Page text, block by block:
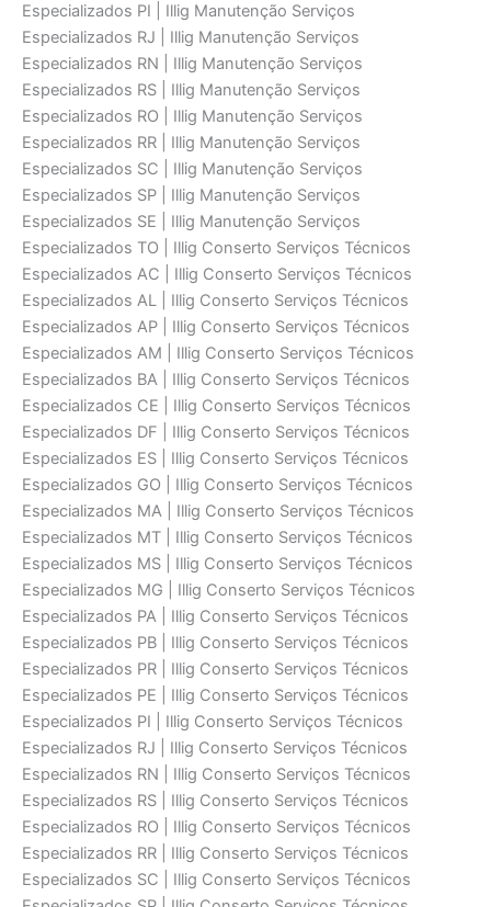
Especializados PI | Illig Manutenção Serviços
Especializados RJ | Illig Manutenção Serviços
Especializados RN | Illig Manutenção Serviços
Especializados RS | Illig Manutenção Serviços
Especializados RO | Illig Manutenção Serviços
Especializados RR | Illig Manutenção Serviços
Especializados SC | Illig Manutenção Serviços
Especializados SP | Illig Manutenção Serviços
Especializados SE | Illig Manutenção Serviços
Especializados TO | Illig Conserto Serviços Técnicos
Especializados AC | Illig Conserto Serviços Técnicos
Especializados AL | Illig Conserto Serviços Técnicos
Especializados AP | Illig Conserto Serviços Técnicos
Especializados AM | Illig Conserto Serviços Técnicos
Especializados BA | Illig Conserto Serviços Técnicos
Especializados CE | Illig Conserto Serviços Técnicos
Especializados DF | Illig Conserto Serviços Técnicos
Especializados ES | Illig Conserto Serviços Técnicos
Especializados GO | Illig Conserto Serviços Técnicos
Especializados MA | Illig Conserto Serviços Técnicos
Especializados MT | Illig Conserto Serviços Técnicos
Especializados MS | Illig Conserto Serviços Técnicos
Especializados MG | Illig Conserto Serviços Técnicos
Especializados PA | Illig Conserto Serviços Técnicos
Especializados PB | Illig Conserto Serviços Técnicos
Especializados PR | Illig Conserto Serviços Técnicos
Especializados PE | Illig Conserto Serviços Técnicos
Especializados PI | Illig Conserto Serviços Técnicos
Especializados RJ | Illig Conserto Serviços Técnicos
Especializados RN | Illig Conserto Serviços Técnicos
Especializados RS | Illig Conserto Serviços Técnicos
Especializados RO | Illig Conserto Serviços Técnicos
Especializados RR | Illig Conserto Serviços Técnicos
Especializados SC | Illig Conserto Serviços Técnicos